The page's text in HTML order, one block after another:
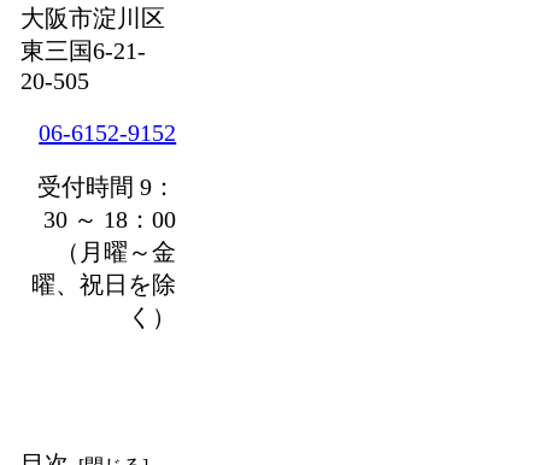
大阪市淀川区
東三国6-21-
20-505
06-6152-9152
受付時間 9：
30 ～ 18：00
（月曜～金
曜、祝日を除
く）